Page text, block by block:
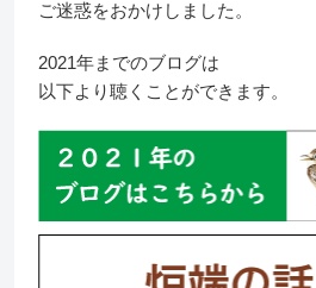
ご迷惑をおかけしました。
2021年までのブログは
以下より聴くことができます。